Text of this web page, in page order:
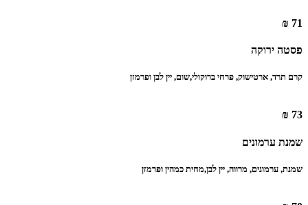
71 ₪
פסטה ירוקה
קרם תרד, ארטישוק, פרחי ברוקולי,‏שום, יין לבן ופרמזן
73 ₪
שמנת ערמונים
‏שמנת, ערמונים, מרווה, יין לבן,‏מחית כמהין ופרמזן